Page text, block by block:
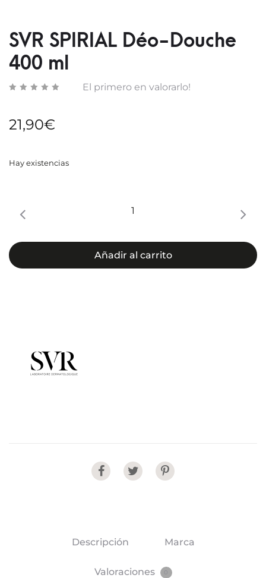
SVR SPIRIAL Déo-Douche
400 ml
El primero en valorarlo!
21,90€
Hay existencias
SPIRIAL
Douche
400
Añadir al carrito
Share
Descripción Marca
Valoraciones